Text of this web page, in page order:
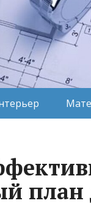
план